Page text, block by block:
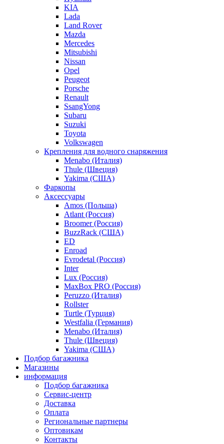
KIA
Lada
Land Rover
Mazda
Mercedes
Mitsubishi
Nissan
Opel
Peugeot
Porsche
Renault
SsangYong
Subaru
Suzuki
Toyota
Volkswagen
Крепления для водного снаряжения
Menabo (Италия)
Thule (Швеция)
Yakima (США)
Фаркопы
Аксессуары
Amos (Польша)
Atlant (Россия)
Broomer (Россия)
BuzzRack (США)
ED
Enroad
Evrodetal (Россия)
Inter
Lux (Россия)
MaxBox PRO (Россия)
Peruzzo (Италия)
Rollster
Turtle (Турция)
Westfalia (Германия)
Menabo (Италия)
Thule (Швеция)
Yakima (США)
Подбор багажника
Магазины
информация
Подбор багажника
Сервис-центр
Доставка
Оплата
Региональные партнеры
Оптовикам
Контакты